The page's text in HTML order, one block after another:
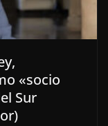
«socio
Sur